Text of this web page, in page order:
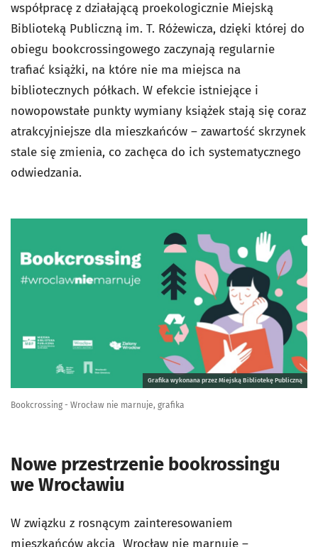
współpracę z działającą proekologicznie Miejską
Biblioteką Publiczną im. T. Różewicza, dzięki której do
obiegu bookcrossingowego zaczynają regularnie
trafiać książki, na które nie ma miejsca na
bibliotecznych półkach. W efekcie istniejące i
nowopowstałe punkty wymiany książek stają się coraz
atrakcyjniejsze dla mieszkańców – zawartość skrzynek
stale się zmienia, co zachęca do ich systematycznego
odwiedzania.
Grafika wykonana przez Miejską Bibliotekę Publiczną
Bookcrossing - Wrocław nie marnuje, grafika
Nowe przestrzenie bookrossingu
we Wrocławiu
W związku z rosnącym zainteresowaniem
mieszkańców akcją „Wrocław nie marnuje –